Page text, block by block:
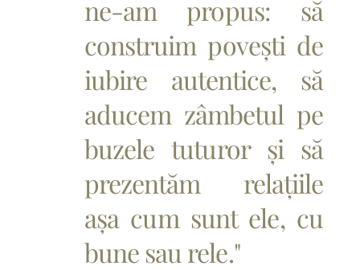
ne-am propus: să
construim povești de
iubire autentice, să
aducem zâmbetul pe
buzele tuturor și să
prezentăm relațiile
așa cum sunt ele, cu
bune sau rele."